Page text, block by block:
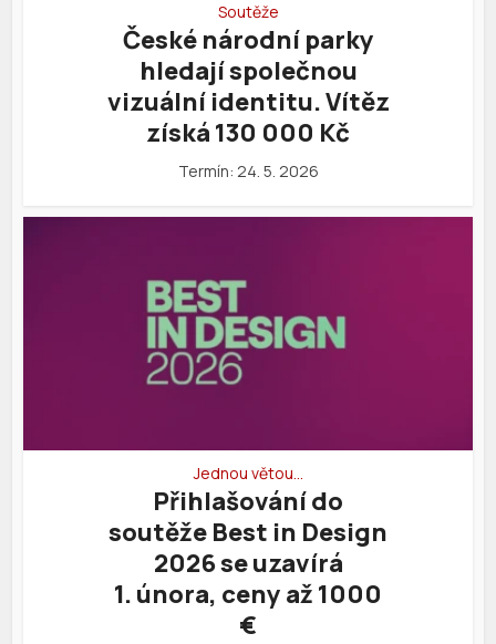
Soutěže
České národní parky
hledají společnou
vizuální identitu. Vítěz
získá 130 000 Kč
Termín: 24. 5. 2026
Jednou větou…
Přihlašování do
soutěže Best in Design
2026 se uzavírá
1. února, ceny až 1000
€